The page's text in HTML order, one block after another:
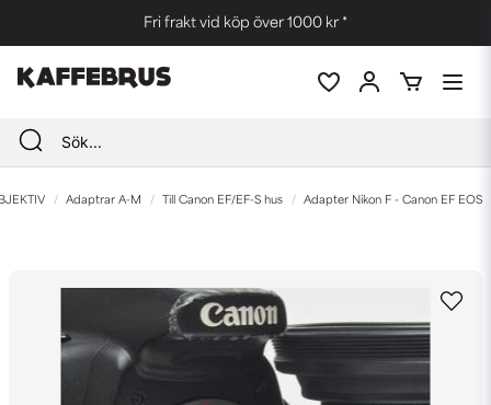
Fri frakt vid köp över 1000 kr *
Adaptrar A-M Till Canon EF/EF-S hus Adapter Nikon F - Canon EF EOS